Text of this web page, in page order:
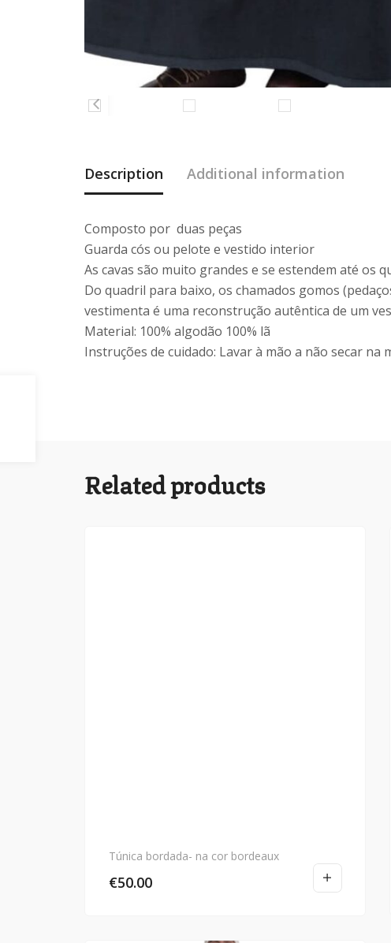
Description Additional information
Composto por duas peças
Guarda cós ou pelote e vestido interior
As cavas são muito grandes e se estendem até os
Do quadril para baixo, os chamados gomos
vestimenta é uma reconstrução autêntica de um
Material: 100% algodão 100% lã
Instruções de cuidado: Lavar à mão a não secar na
Related products
Túnica bordada- na cor bordeaux
€50.00